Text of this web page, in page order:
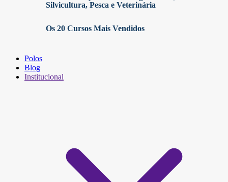
Silvicultura, Pesca e Veterinária
Os 20 Cursos Mais Vendidos
Polos
Blog
Institucional